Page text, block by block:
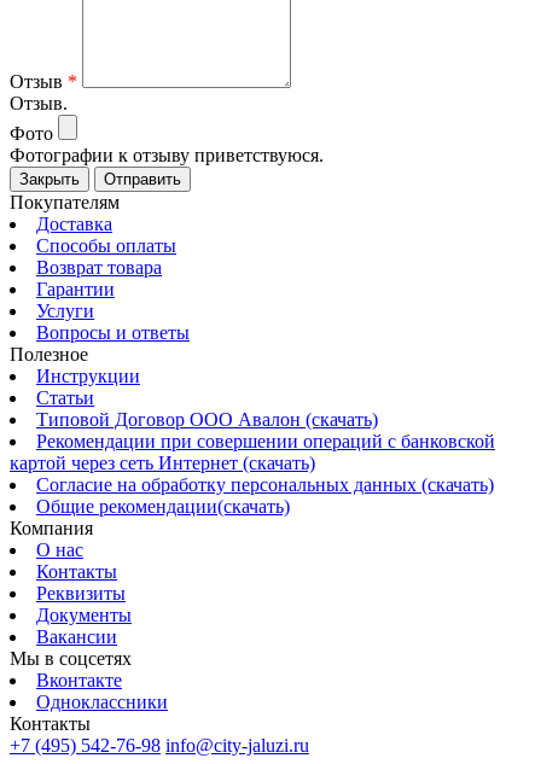
Отзыв *
Отзыв.
Фото
Фотографии к отзыву приветствуюся.
Закрыть Отправить
Покупателям
Доставка
Способы оплаты
Возврат товара
Гарантии
Услуги
Вопросы и ответы
Полезное
Инструкции
Статьи
Типовой Договор ООО Авалон (скачать)
Рекомендации при совершении операций с банковской
картой через сеть Интернет (скачать)
Согласие на обработку персональных данных (скачать)
Общие рекомендации(скачать)
Компания
О нас
Контакты
Реквизиты
Документы
Вакансии
Мы в соцсетях
Вконтакте
Одноклассники
Контакты
+7 (495) 542-76-98 info@city-jaluzi.ru